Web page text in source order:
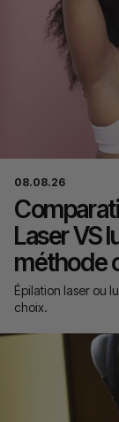
Laser VS
méthode
08.08.26
Épilation laser ou
choix.